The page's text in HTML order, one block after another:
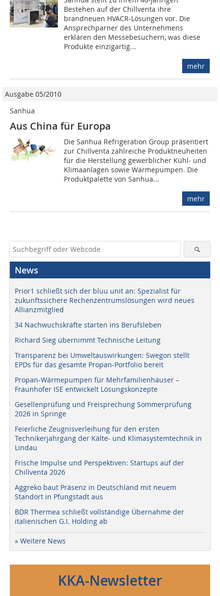
Bestehen auf der Chillventa ihre
brandneuen HVACR-Lösungen vor. Die
Ansprechparner des Unternehmens
erklären den Messebesuchern, was diese
Produkte einzigartig...
mehr
Ausgabe 05/2010
Sanhua
Aus China für Europa
Die Sanhua Refrigeration Group präsentiert
zur Chillventa zahlreiche Produktneuheiten
für die Herstellung gewerblicher Kühl- und
Klimaanlagen sowie Wärmepumpen. Die
Produktpalette von Sanhua...
mehr
News
Prior1 schließt sich der bluu unit an: Spezialist für
zukunftssichere Rechenzentrumslösungen wird neues
Allianzmitglied
34 Nachwuchskräfte starten ins Berufsleben
Richard Sieg übernimmt Technische Leitung
Transparenz bei Umweltauswirkungen: Swegon stellt
EPDs für das gesamte Propan-Portfolio bereit
Propan-Wärmepumpen für Mehrfamilienhäuser –
Fraunhofer ISE entwickelt Lösungskonzepte
Gesellenprüfung und Freisprechung Sommerprüfung
2026 in Springe
Feierliche Zeugnisverleihung für den ersten
Technikerjahrgang der Kälte- und Klimasystemtechnik in
Lindau
Frische Impulse und Perspektiven: Startups auf der
Chillventa 2026
Aggreko baut Präsenz in Deutschland mit neuem
Standort in Pfungstadt aus
BDR Thermea schließt vollständige Übernahme der
italienischen G.I. Holding ab
» Weitere News
KKA-Newsletter